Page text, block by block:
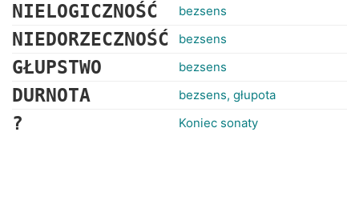
NIELOGICZNOŚĆ bezsens
NIEDORZECZNOŚĆ bezsens
GŁUPSTWO bezsens
DURNOTA bezsens, głupota
? Koniec sonaty